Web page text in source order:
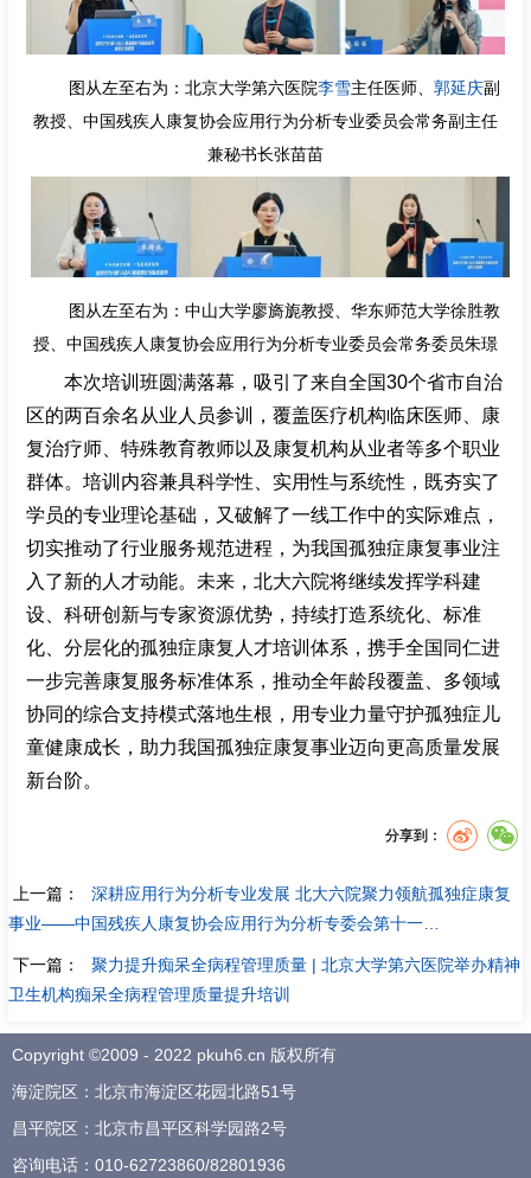
图从左至右为：北京大学第六医院李雪主任医师、 郭延庆副
教授、中国残疾人康复协会应用行为分析专业委员会常务副主任
兼秘书长张苗苗
图从左至右为：中山大学廖旖旎教授、华东师范大学徐胜教
授、中国残疾人康复协会应用行为分析专业委员会常务委员朱璟
本次培训班圆满落幕，吸引了来自全国30个省市自治
区的两百余名从业人员参训，覆盖医疗机构临床医师、康
复治疗师、特殊教育教师以及康复机构从业者等多个职业
群体。培训内容兼具科学性、实用性与系统性，既夯实了
学员的专业理论基础，又破解了一线工作中的实际难点，
切实推动了行业服务规范进程，为我国孤独症康复事业注
入了新的人才动能。未来，北大六院将继续发挥学科建
设、科研创新与专家资源优势，持续打造系统化、标准
化、分层化的孤独症康复人才培训体系，携手全国同仁进
一步完善康复服务标准体系，推动全年龄段覆盖、多领域
协同的综合支持模式落地生根，用专业力量守护孤独症儿
童健康成长，助力我国孤独症康复事业迈向更高质量发展
新台阶。
分享到：
上一篇：
深耕应用行为分析专业发展 北大六院聚力领航孤独症康复
事业——中国残疾人康复协会应用行为分析专委会第十一…
下一篇：
聚力提升痴呆全病程管理质量 | 北京大学第六医院举办精神
卫生机构痴呆全病程管理质量提升培训
Copyright ©2009 - 2022 pkuh6.cn 版权所有
海淀院区：北京市海淀区花园北路51号
昌平院区：北京市昌平区科学园路2号
咨询电话： 010-62723860/82801936